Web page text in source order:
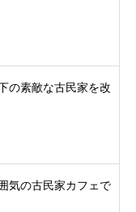
の素敵な古民家を改
気の古民家カフェで